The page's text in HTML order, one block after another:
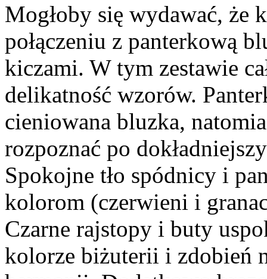
Mogłoby się wydawać, że
połączeniu z panterkową
kiczami. W tym zestawie
delikatność wzorów.
cieniowana bluzka,
rozpoznać po
Spokojne tło spódnicy i
kolorom (czerwieni i
Czarne rajstopy i buty
kolorze biżuterii i zdobień